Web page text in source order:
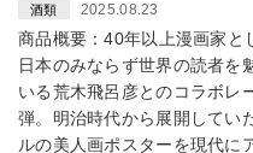
酒類 2025.08.23
商品概要：40年以上漫画家と
日本のみならず世界の読者を
いる荒木飛呂彦とのコラボレ
弾。明治時代から展開してい
ルの美人画ポスターを現代に